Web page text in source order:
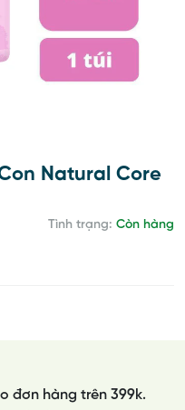
Natural Core
Tình trạng: Còn hàng
đơn hàng trên 399k.